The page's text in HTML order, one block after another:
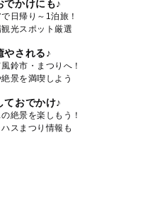
でかけにも♪
日帰り～1泊旅！
光スポット厳選
やされる♪
鈴市・まつりへ！
景を満喫しよう
ておでかけ♪
絶景を楽しもう！
スまつり情報も